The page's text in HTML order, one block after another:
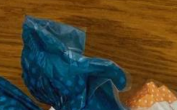
Objetivo ODS
Fecha de inicio